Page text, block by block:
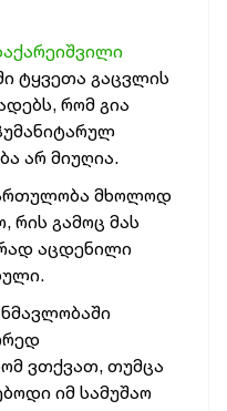
ტყვეთა გაცვლის
რომ გია
არ მიუღია.
მხოლოდ
რის გამოც მას
აცდენილი
ვთქვათ, თუმცა
იმ სამუშაო